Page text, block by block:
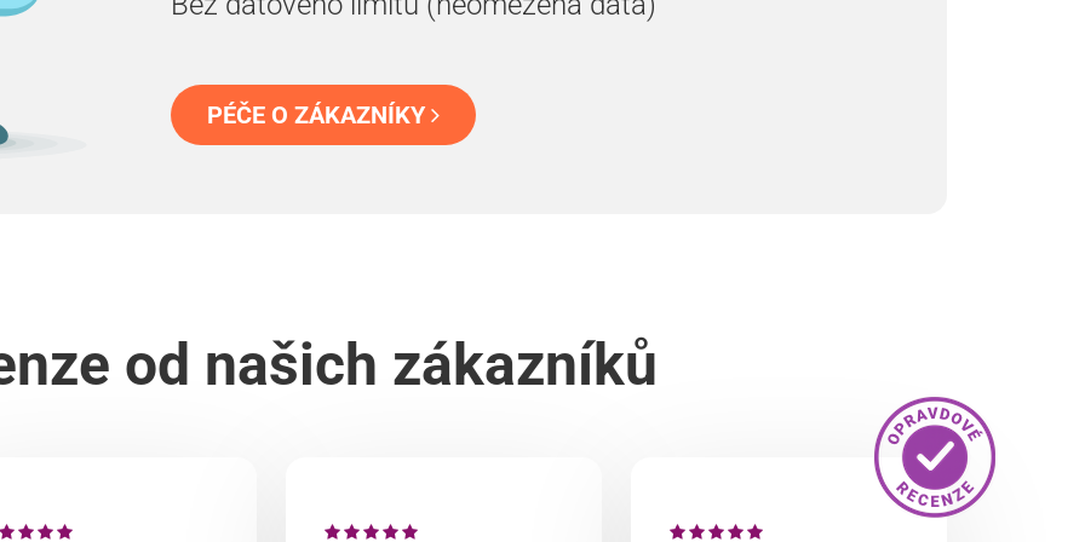
PÉČE O ZÁKAZNÍKY
od našich zákazníků